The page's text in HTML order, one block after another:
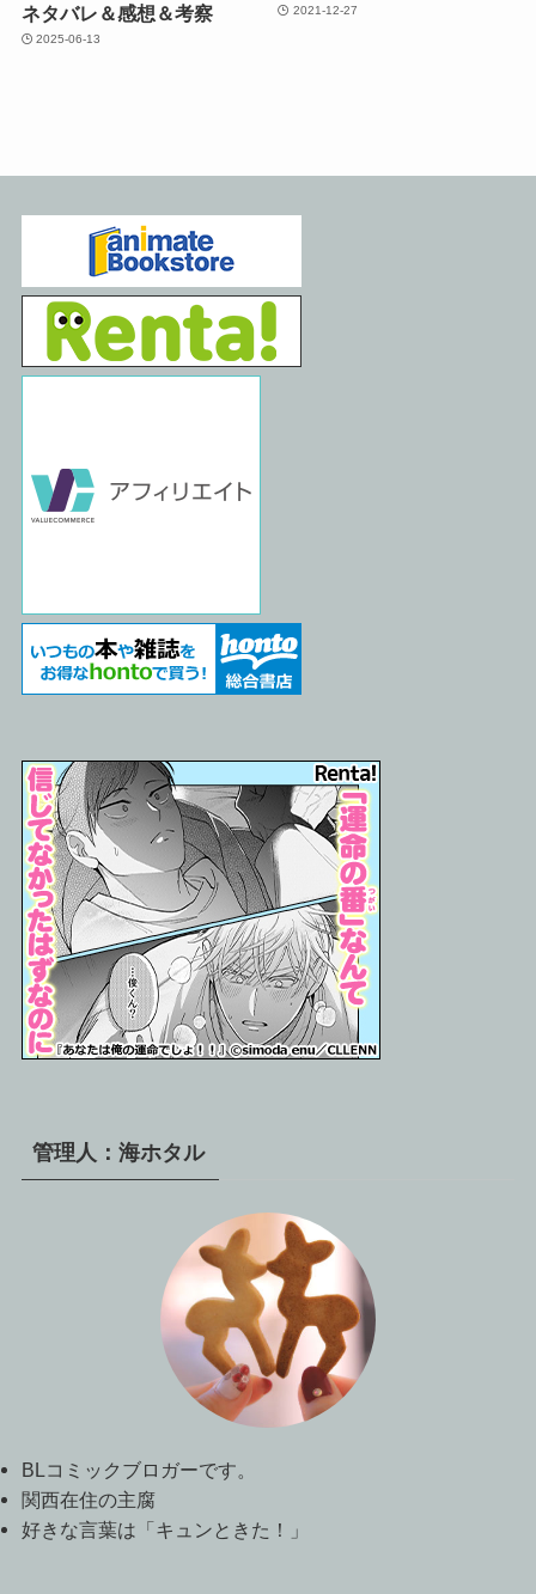
ネタバレ＆感想＆考察
2025-06-13
2021-12-27
管理人：海ホタル
BLコミックブロガーです。
関西在住の主腐
好きな言葉は「キュンときた！」